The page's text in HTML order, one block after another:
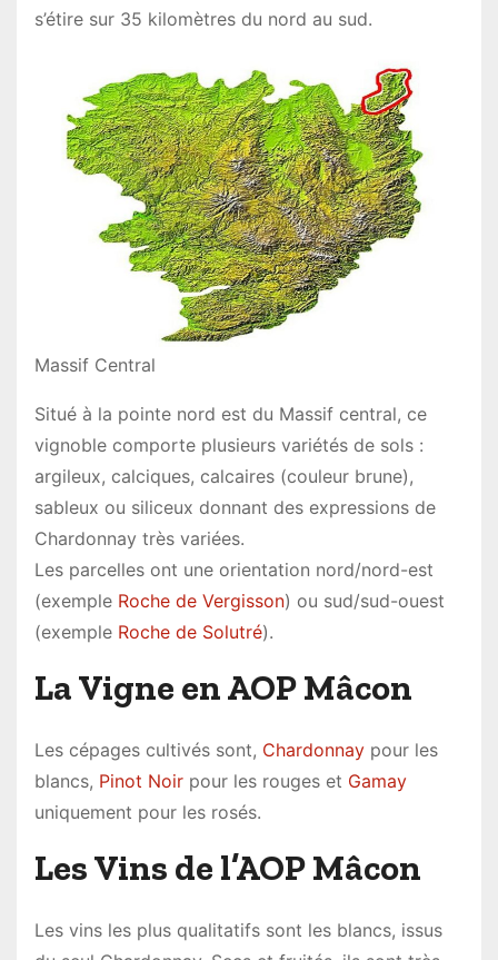
s’étire sur 35 kilomètres du nord au sud.
Massif Central
Situé à la pointe nord est du Massif central, ce
vignoble comporte plusieurs variétés de sols :
argileux, calciques, calcaires (couleur brune),
sableux ou siliceux donnant des expressions de
Chardonnay très variées.
Les parcelles ont une orientation nord/nord-est
(exemple Roche de Vergisson) ou sud/sud-ouest
(exemple Roche de Solutré).
La Vigne en AOP Mâcon
Les cépages cultivés sont, Chardonnay pour les
blancs, Pinot Noir pour les rouges et Gamay
uniquement pour les rosés.
Les Vins de l’AOP Mâcon
Les vins les plus qualitatifs sont les blancs, issus